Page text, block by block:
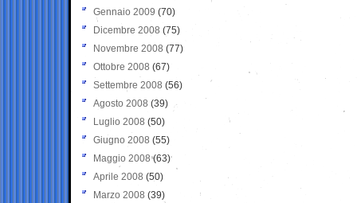
Gennaio 2009 (70)
Dicembre 2008 (75)
Novembre 2008 (77)
Ottobre 2008 (67)
Settembre 2008 (56)
Agosto 2008 (39)
Luglio 2008 (50)
Giugno 2008 (55)
Maggio 2008(63)
Aprile 2008 (50)
Marzo 2008 (39)